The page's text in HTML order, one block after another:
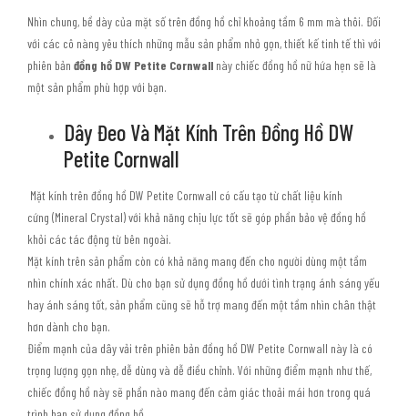
Nhìn chung, bề dày của mặt số trên đồng hồ chỉ khoảng tầm 6 mm mà thôi. Đối
với các cô nàng yêu thích những mẫu sản phẩm nhỏ gọn, thiết kế tinh tế thì với
phiên bản đồng hồ DW Petite Cornwall này chiếc đồng hồ nữ hứa hẹn sẽ là
một sản phẩm phù hợp với bạn.
Dây Đeo Và Mặt Kính Trên Đồng Hồ DW
Petite Cornwall
Mặt kính trên đồng hồ DW Petite Cornwall có cấu tạo từ chất liệu kính
cứng (Mineral Crystal) với khả năng chịu lực tốt sẽ góp phần bảo vệ đồng hồ
khỏi các tác động từ bên ngoài.
Mặt kính trên sản phẩm còn có khả năng mang đến cho người dùng một tầm
nhìn chính xác nhất. Dù cho bạn sử dụng đồng hồ dưới tình trạng ánh sáng yếu
hay ánh sáng tốt, sản phẩm cũng sẽ hỗ trợ mang đến một tầm nhìn chân thật
hơn dành cho bạn.
Điểm mạnh của dây vải trên phiên bản đồng hồ DW Petite Cornwall này là có
trọng lượng gọn nhẹ, dễ dùng và dễ điều chỉnh. Với những điểm mạnh như thế,
chiếc đồng hồ này sẽ phần nào mang đến cảm giác thoải mái hơn trong quá